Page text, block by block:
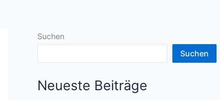
Suchen
Suchen
Neueste Beiträge